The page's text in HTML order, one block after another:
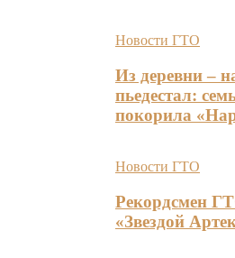
Новости ГТО
Из деревни –
пьедестал:
покорила
Новости ГТО
Рекордсмен
«Звездой